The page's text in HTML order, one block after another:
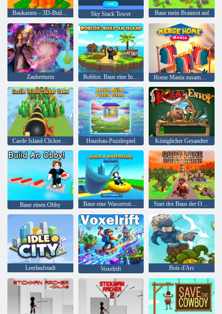
Baukasten – 3D-Builder Sky Stack Tower Baue mein Brainrot auf
Zauberturm Roblox: Baue eine Insel Home Mania zusammenführen
Castle Island Clicker-Spiel Hausbau-Puzzlespiel Königlicher Gesandter
Baue einen Obby Baue eine Wasserrutsche Roblox Start des Baus der Obby-Mine
Leerlaufstadt Voxelrift Bois d'Arc